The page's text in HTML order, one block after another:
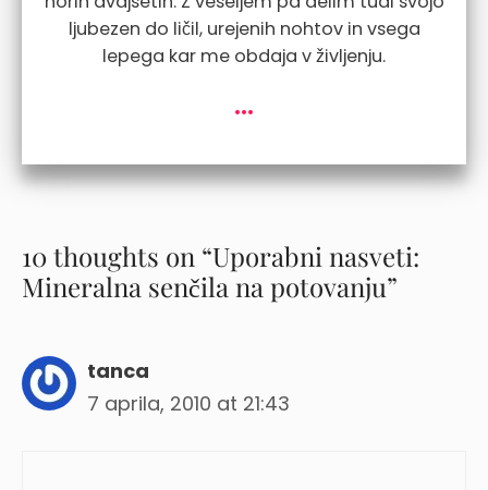
ljubezen do ličil, urejenih nohtov in vsega
lepega kar me obdaja v življenju.
...
10 thoughts on “Uporabni nasveti:
Mineralna senčila na potovanju”
tanca
7 aprila, 2010 at 21:43